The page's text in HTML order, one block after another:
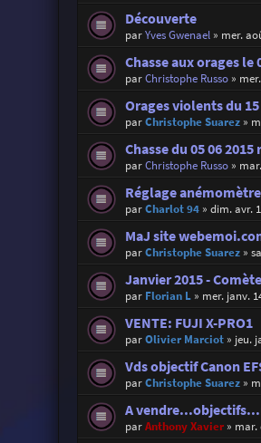
Découverte
parYves Gwenael» mer.
Chasse aux orages le
parChristophe Russo»
Orages violents du
parChristophe Suarez»
Chasse du 05 06
parChristophe Russo»
Réglage
parCharlot 94» dim. avr.
MaJ site
parChristophe Suarez»
Janvier 2015 -
par Florian L» mer. janv.
VENTE: FUJI X-PRO1
parOlivier Marciot» jeu.
Vds objectif Canon
parChristophe Suarez»
A
parAnthony Xavier» mar.